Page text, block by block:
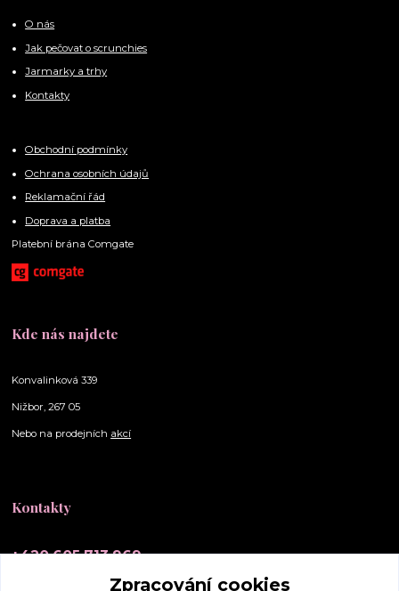
O nás
Jak pečovat o scrunchies
Jarmarky a trhy
Kontakty
Obchodní podmínky
Ochrana osobních údajů
Reklamační řád
Doprava a platba
Platební brána Comgate
Kde nás najdete
Konvalinková 339
Nižbor, 267 05
Nebo na prodejních akcí
Kontakty
+420 605 713 969
Zpracování cookies